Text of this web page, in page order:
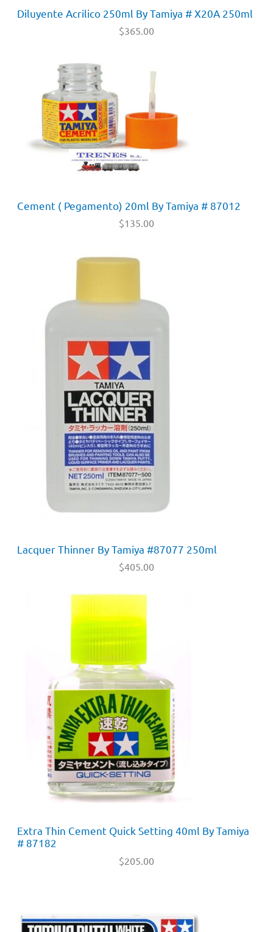
Diluyente Acrilico 250ml By Tamiya # X20A 250ml
$365.00
Cement ( Pegamento) 20ml By Tamiya # 87012
$135.00
Lacquer Thinner By Tamiya #87077 250ml
$405.00
Extra Thin Cement Quick Setting 40ml By Tamiya
# 87182
$205.00